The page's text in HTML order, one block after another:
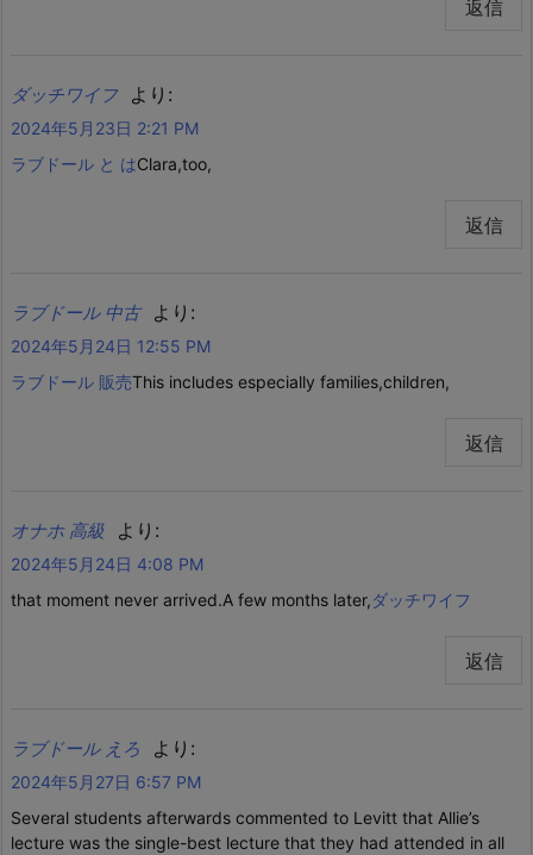
返信
ダッチワイフ より:
2024年5月23日 2:21 PM
ラブドール と はClara,too,
返信
ラブドール 中古 より:
2024年5月24日 12:55 PM
ラブドール 販売This includes especially families,children,
返信
オナホ 高級 より:
2024年5月24日 4:08 PM
that moment never arrived.A few months later,ダッチワイフ
返信
ラブドール えろ より:
2024年5月27日 6:57 PM
Several students afterwards commented to Levitt that Allie’s
lecture was the single-best lecture that they had attended in all